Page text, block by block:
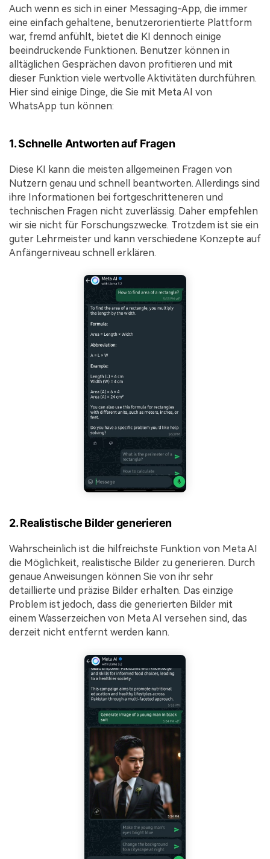
Auch wenn es sich in einer Messaging-App, die immer
eine einfach gehaltene, benutzerorientierte Plattform
war, fremd anfühlt, bietet die KI dennoch einige
beeindruckende Funktionen. Benutzer können in
alltäglichen Gesprächen davon profitieren und mit
dieser Funktion viele wertvolle Aktivitäten durchführen.
Hier sind einige Dinge, die Sie mit Meta AI von
WhatsApp tun können:
1. Schnelle Antworten auf Fragen
Diese KI kann die meisten allgemeinen Fragen von
Nutzern genau und schnell beantworten. Allerdings sind
ihre Informationen bei fortgeschritteneren und
technischen Fragen nicht zuverlässig. Daher empfehlen
wir sie nicht für Forschungszwecke. Trotzdem ist sie ein
guter Lehrmeister und kann verschiedene Konzepte auf
Anfängerniveau schnell erklären.
2. Realistische Bilder generieren
Wahrscheinlich ist die hilfreichste Funktion von Meta AI
die Möglichkeit, realistische Bilder zu generieren. Durch
genaue Anweisungen können Sie von ihr sehr
detaillierte und präzise Bilder erhalten. Das einzige
Problem ist jedoch, dass die generierten Bilder mit
einem Wasserzeichen von Meta AI versehen sind, das
derzeit nicht entfernt werden kann.